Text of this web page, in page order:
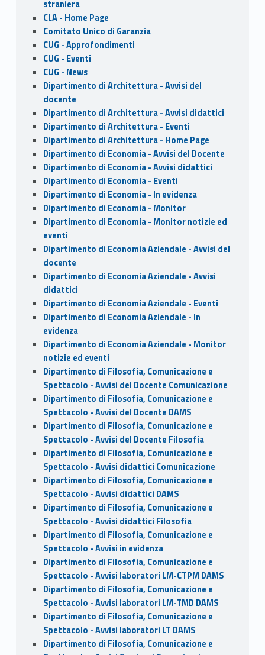
straniera
CLA - Home Page
Comitato Unico di Garanzia
CUG - Approfondimenti
CUG - Eventi
CUG - News
Dipartimento di Architettura - Avvisi del
docente
Dipartimento di Architettura - Avvisi didattici
Dipartimento di Architettura - Eventi
Dipartimento di Architettura - Home Page
Dipartimento di Economia - Avvisi del Docente
Dipartimento di Economia - Avvisi didattici
Dipartimento di Economia - Eventi
Dipartimento di Economia - In evidenza
Dipartimento di Economia - Monitor
Dipartimento di Economia - Monitor notizie ed
eventi
Dipartimento di Economia Aziendale - Avvisi del
docente
Dipartimento di Economia Aziendale - Avvisi
didattici
Dipartimento di Economia Aziendale - Eventi
Dipartimento di Economia Aziendale - In
evidenza
Dipartimento di Economia Aziendale - Monitor
notizie ed eventi
Dipartimento di Filosofia, Comunicazione e
Spettacolo - Avvisi del Docente Comunicazione
Dipartimento di Filosofia, Comunicazione e
Spettacolo - Avvisi del Docente DAMS
Dipartimento di Filosofia, Comunicazione e
Spettacolo - Avvisi del Docente Filosofia
Dipartimento di Filosofia, Comunicazione e
Spettacolo - Avvisi didattici Comunicazione
Dipartimento di Filosofia, Comunicazione e
Spettacolo - Avvisi didattici DAMS
Dipartimento di Filosofia, Comunicazione e
Spettacolo - Avvisi didattici Filosofia
Dipartimento di Filosofia, Comunicazione e
Spettacolo - Avvisi in evidenza
Dipartimento di Filosofia, Comunicazione e
Spettacolo - Avvisi laboratori LM-CTPM DAMS
Dipartimento di Filosofia, Comunicazione e
Spettacolo - Avvisi laboratori LM-TMD DAMS
Dipartimento di Filosofia, Comunicazione e
Spettacolo - Avvisi laboratori LT DAMS
Dipartimento di Filosofia, Comunicazione e